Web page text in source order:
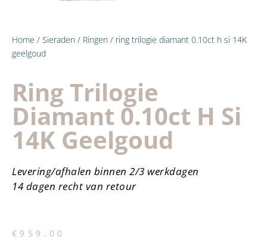
Home / Sieraden / Ringen / ring trilogie diamant 0.10ct h si 14K
geelgoud
Ring Trilogie
Diamant 0.10ct H Si
14K Geelgoud
Levering/afhalen binnen 2/3 werkdagen
14 dagen recht van retour
€ 959.00